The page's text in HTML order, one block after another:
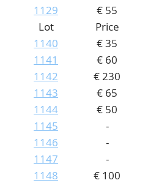
1129
€ 55
Lot
Price
1140
€ 35
1141
€ 60
1142
€ 230
1143
€ 65
1144
€ 50
1145
-
1146
-
1147
-
1148
€ 100